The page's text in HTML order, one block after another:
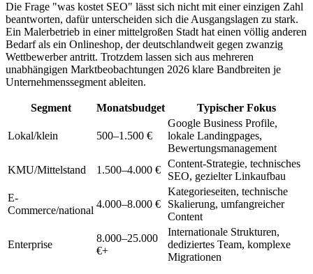
Die Frage "was kostet SEO" lässt sich nicht mit einer einzigen Zahl
beantworten, dafür unterscheiden sich die Ausgangslagen zu stark.
Ein Malerbetrieb in einer mittelgroßen Stadt hat einen völlig anderen
Bedarf als ein Onlineshop, der deutschlandweit gegen zwanzig
Wettbewerber antritt. Trotzdem lassen sich aus mehreren
unabhängigen Marktbeobachtungen 2026 klare Bandbreiten je
Unternehmenssegment ableiten.
Segment Monatsbudget Typischer Fokus
Lokal/klein 500–1.500 €
Google Business Profile,
lokale Landingpages,
Bewertungsmanagement
KMU/Mittelstand
1.500–4.000 €
Content-Strategie, technisches
SEO, gezielter Linkaufbau
E-
Commerce/national
4.000–8.000 €
Kategorieseiten, technische
Skalierung, umfangreicher
Content
Enterprise
8.000–25.000
€+
Internationale Strukturen,
dediziertes Team, komplexe
Migrationen